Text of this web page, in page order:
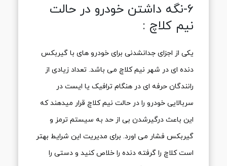
6-نگه داشتن خودرو در حالت
نیم کلاچ :
یکی از اجزای جدانشدنی برای خودرو های با گیربکس
دنده ای در شهر نیم کلاچ می باشد. تعداد زیادی از
رانندگان حرفه ای در هنگام ترافیک یا ایست در
سربالایی خودرو را در حالت نیم کلاچ قرار میدهند که
این باعث درگیرشدن بی از حد به سیستم ترمز و
گیربکس فشار می اورد. برای مدیریت این شرایط بهتر
است کلاچ را گرفته دنده را خلاص کنید و دستی را